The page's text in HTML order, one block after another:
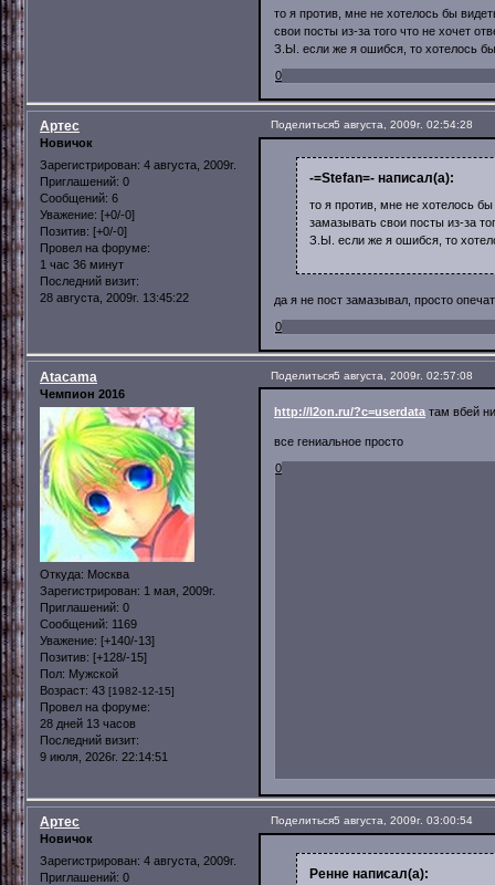
то я против, мне не хотелось бы
свои посты из-за того что не хочет
З.Ы. если же я ошибся, то хотелось
0
Поделиться5 августа, 2009г. 02:54:28
Артес
Новичок
Зарегистрирован: 4 августа, 2009г.
Приглашений: 0
Сообщений: 6
Уважение: [+0/-0]
Позитив: [+0/-0]
Провел на форуме:
1 час 36 минут
Последний визит:
28 августа, 2009г. 13:45:22
-=Stefan=- написал(а):
то я против, мне не хотелось бы
замазывать свои посты из-за
З.Ы. если же я ошибся, то
да я не пост замазывал, просто
0
Поделиться5 августа, 2009г. 02:57:08
Atacama
Чемпион 2016
Откуда: Москва
Зарегистрирован: 1 мая, 2009г.
Приглашений: 0
Сообщений: 1169
Уважение: [+140/-13]
Позитив: [+128/-15]
Пол: Мужской
Возраст: 43 [1982-12-15]
Провел на форуме:
28 дней 13 часов
Последний визит:
9 июля, 2026г. 22:14:51
http://l2on.ru/?c=userdata там вбей
все гениальное просто
0
Поделиться5 августа, 2009г. 03:00:54
Артес
Новичок
Зарегистрирован: 4 августа, 2009г.
Приглашений: 0
Ренне написал(а):